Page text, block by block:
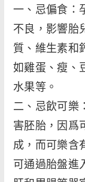
一、忌偏食：
不良，影響胎
質、維生素和
如雞蛋、瘦、
水果等。
二、忌飲可樂
害胚胎，因爲
成，而可樂含
可通過胎盤進